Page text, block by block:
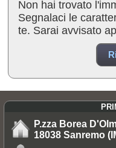
Non hai trovato
Segnalaci le
te. Sarai avvisato
P.zza Borea
18038 Sanremo